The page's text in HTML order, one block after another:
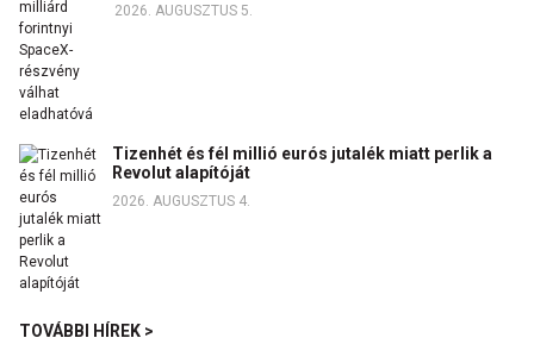
2026. AUGUSZTUS 5.
Tizenhét és fél millió eurós jutalék miatt perlik a
Revolut alapítóját
2026. AUGUSZTUS 4.
TOVÁBBI HÍREK >